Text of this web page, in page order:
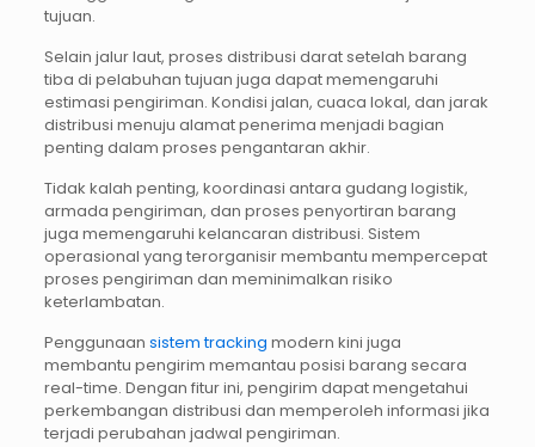
tujuan.
Selain jalur laut, proses distribusi darat setelah barang
tiba di pelabuhan tujuan juga dapat memengaruhi
estimasi pengiriman. Kondisi jalan, cuaca lokal, dan jarak
distribusi menuju alamat penerima menjadi bagian
penting dalam proses pengantaran akhir.
Tidak kalah penting, koordinasi antara gudang logistik,
armada pengiriman, dan proses penyortiran barang
juga memengaruhi kelancaran distribusi. Sistem
operasional yang terorganisir membantu mempercepat
proses pengiriman dan meminimalkan risiko
keterlambatan.
Penggunaan sistem tracking modern kini juga
membantu pengirim memantau posisi barang secara
real-time. Dengan fitur ini, pengirim dapat mengetahui
perkembangan distribusi dan memperoleh informasi jika
terjadi perubahan jadwal pengiriman.